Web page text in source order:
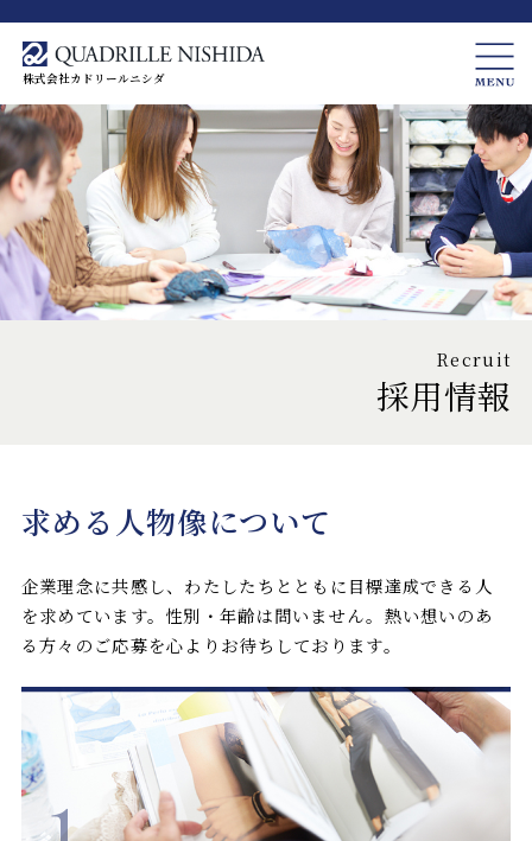
株式会社カドリールニシダ
Recruit
採用情報
求める人物像について
企業理念に共感し、わたしたちとともに目標達成できる人
を求めています。性別・年齢は問いません。熱い想いのあ
る方々のご応募を心よりお待ちしております。